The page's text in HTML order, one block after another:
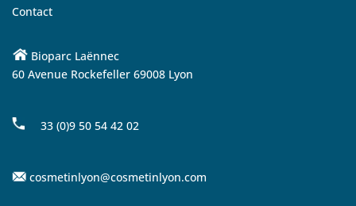
Contact
Bioparc Laënnec
60 Avenue Rockefeller 69008 Lyon
33 (0)9 50 54 42 02
cosmetinlyon@cosmetinlyon.com